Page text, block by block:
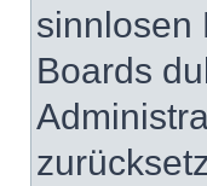
sinnlosen
Boards